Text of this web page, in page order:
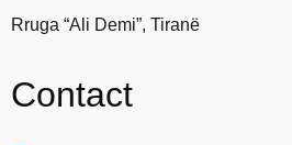
Rruga “Ali Demi”, Tiranë
Contact